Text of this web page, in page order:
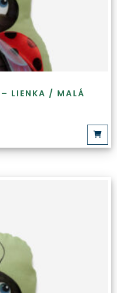
LIENKA / MALÁ